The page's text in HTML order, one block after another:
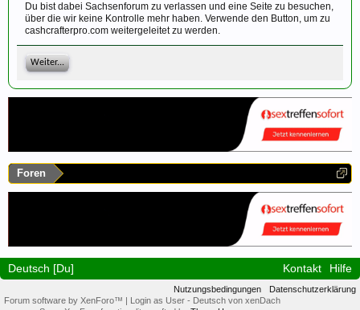
Du bist dabei Sachsenforum zu verlassen und eine Seite zu besuchen,
über die wir keine Kontrolle mehr haben. Verwende den Button, um zu
cashcrafterpro.com weitergeleitet zu werden.
Weiter...
Foren
Deutsch [Du] Kontakt Hilfe
Nutzungsbedingungen
Datenschutzerklärung
Forum software by XenForo™ | Login as User - Deutsch von xenDach